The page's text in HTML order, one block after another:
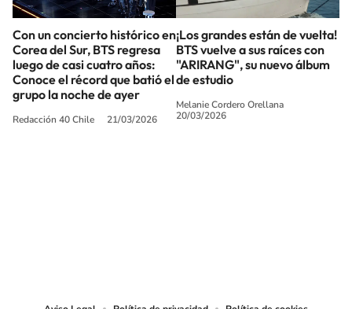
Con un concierto histórico en
Corea del Sur, BTS regresa
luego de casi cuatro años:
Conoce el récord que batió el
grupo la noche de ayer
Redacción 40 Chile 21/03/2026
¡Los grandes están de vuelta!
BTS vuelve a sus raíces con
"ARIRANG", su nuevo álbum
de estudio
Melanie Cordero Orellana
20/03/2026